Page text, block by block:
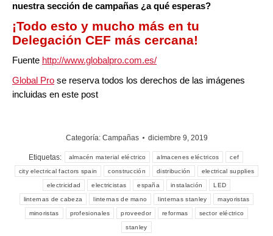
nuestra sección de campañas ¿a qué esperas?
¡Todo esto y mucho más en tu
Delegación CEF más cercana!
Fuente http://www.globalpro.com.es/
Global Pro se reserva todos los derechos de las imágenes
incluidas en este post
Categoría: Campañas diciembre 9, 2019
Etiquetas: almacén material eléctrico almacenes eléctricos cef
city electrical factors spain construcción distribución electrical supplies
electricidad electricistas españa instalación LED
linternas de cabeza linternas de mano linternas stanley mayoristas
minoristas profesionales proveedor reformas sector eléctrico
stanley